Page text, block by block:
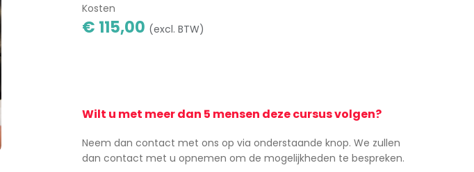
Kosten
€ 115,00 (excl. BTW)
Wilt u met meer dan 5 mensen deze cursus volgen?
Neem dan contact met ons op via onderstaande knop. We zullen
dan contact met u opnemen om de mogelijkheden te bespreken.